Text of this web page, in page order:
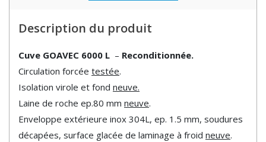
Description du produit
Cuve GOAVEC 6000 L – Reconditionnée.
Circulation forcée testée.
Isolation virole et fond neuve.
Laine de roche ep.80 mm neuve.
Enveloppe extérieure inox 304L, ep. 1.5 mm, soudures
décapées, surface glacée de laminage à froid neuve.